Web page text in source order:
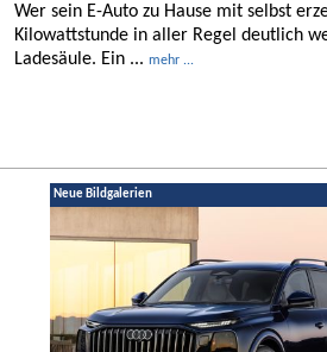
Wer sein E-Auto zu Hause mit selbst
Kilowattstunde in aller Regel deutlich
Ladesäule. Ein ... mehr ...
Neue Bildgalerien